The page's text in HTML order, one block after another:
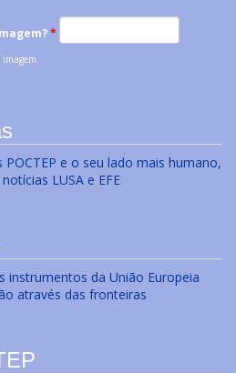
*
e o seu lado mais humano,
LUSA e EFE
instrumentos da União Europeia
através das fronteiras